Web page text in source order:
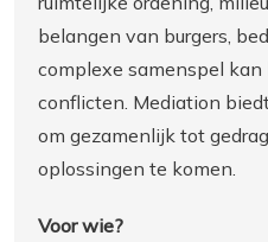
belangen van burgers,
complexe samenspel
conflicten. Mediation
om gezamenlijk tot
oplossingen te komen.
Voor wie?